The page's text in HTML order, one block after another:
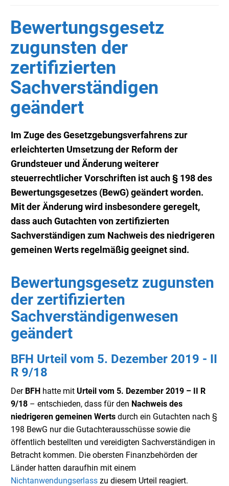
Bewertungsgesetz
zugunsten der
zertifizierten
Sachverständigen
geändert
Im Zuge des Gesetzgebungsverfahrens zur
erleichterten Umsetzung der Reform der
Grundsteuer und Änderung weiterer
steuerrechtlicher Vorschriften ist auch § 198 des
Bewertungsgesetzes (BewG) geändert worden.
Mit der Änderung wird insbesondere geregelt,
dass auch Gutachten von zertifizierten
Sachverständigen zum Nachweis des niedrigeren
gemeinen Werts regelmäßig geeignet sind.
Bewertungsgesetz zugunsten
der zertifizierten
Sachverständigenwesen
geändert
BFH Urteil vom 5. Dezember 2019 - II
R 9/18
Der BFH hatte mit Urteil vom 5. Dezember 2019 – II R
9/18 – entschieden, dass für den Nachweis des
niedrigeren gemeinen Werts durch ein Gutachten nach §
198 BewG nur die Gutachterausschüsse sowie die
öffentlich bestellten und vereidigten Sachverständigen in
Betracht kommen. Die obersten Finanzbehörden der
Länder hatten daraufhin mit einem
Nichtanwendungserlass zu diesem Urteil reagiert.